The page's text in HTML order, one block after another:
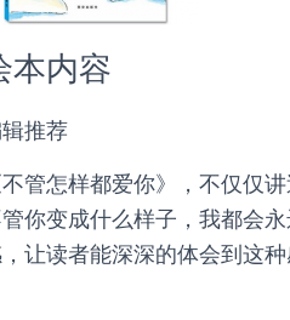
本内容
推荐
不管怎样都爱你》，不仅仅
你变成什么样子，我都会
让读者能深深的体会到这